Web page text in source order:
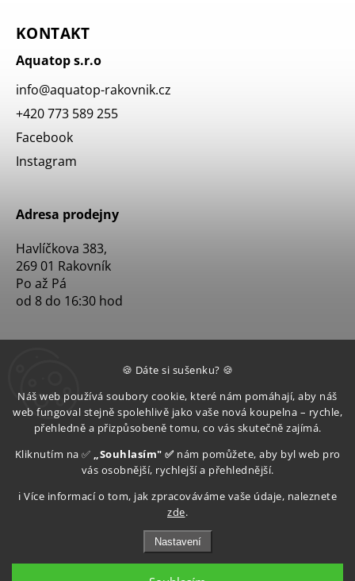
🍪 Dáte si sušenku? 🍪
Náš web používá soubory cookie, které nám pomáhají, aby náš
web fungoval stejně spolehlivě jako vaše nová koupelna – rychle,
přehledně a přizpůsobeně tomu, co vás skutečně zajímá.
Kliknutím na ✅ „Souhlasím" ✅ nám pomůžete, aby byl web pro
vás osobnější, rychlejší a přehlednější.
ℹ️ Více informací o tom, jak zpracováváme vaše údaje, naleznete
zde.
Nastavení
KONTAKT
Aquatop s.r.o
info@aquatop-rakovnik.cz
+420 773 589 255
Facebook
Instagram
Adresa prodejny
Havlíčkova 383,
269 01 Rakovník
Po až Pá
od 8 do 16:30 hod